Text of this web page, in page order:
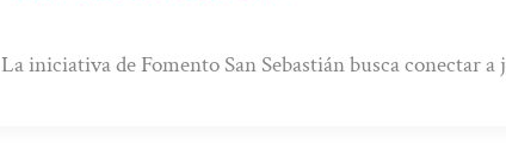
La iniciativa de Fomento San Sebastián busca conectar